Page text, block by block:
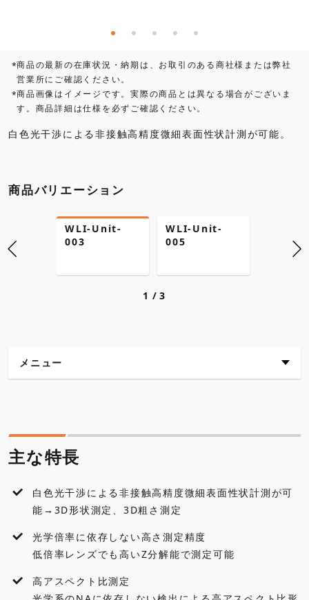
*商品の最新の在庫状況・納期は、お取引のある商社様または弊社
営業所にご確認ください。
*商品画像はイメージです。実際の商品とは異なる場合がございま
す。商品詳細は仕様を必ずご確認ください。
白色光干渉による非接触高精度微細表面性状計測が可能。
商品バリエーション
WLI-Unit-
003
WLI-Unit-
005
1 3
メニュー
仕様
外観寸法図
各種ダウンロード
アクセサリ・オプション
主な特長
白色光干渉による非接触高精度微細表面性状計測が可
能→3D形状測定、3D粗さ測定
光学倍率に依存しない高さ測定精度
低倍率レンズでも高いZ分解能で測定可能
高アスペクト比測定